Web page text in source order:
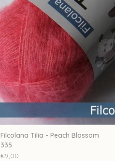
TOEVOEGEN AAN WINKELWAGEN
Filcolana Tilia - Peach Blossom
335
€9,00